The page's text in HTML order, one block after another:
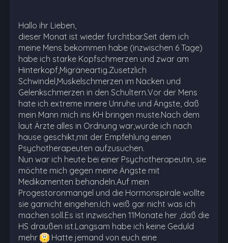
Hallo ihr Lieben,
dieser Monat ist wieder furchtbar.Seit dem ich
meine Mens bekommen habe (inzwischen 6 Tage)
habe ich starke Kopfschmerzen und zwar am
Hinterkopf,Migräneartig.Zusetzlich
Schwindel,Muskelschmerzen im Nacken und
Gelenkschmerzen in den Schultern.Vor der Mens
hate ich extreme innere Unruhe und Ängste, daß
mein Mann mich ins KH bringen muste.Nach dem
laut Ärzte alles in Ordnung war,wurde ich nach
hause geschikt,mit der Empfehlung einen
Psychotherapeuten aufzusuchen.
Nun war ich heute bei einer Psychotherapeutin, sie
möchte mich gegen meine Ängste mit
Medikamenten behandeln.Auf mein
Progestoronmangel und die Hormonspirale wollte
sie garnicht eingehen.Ich weiß gar nicht was ich
machen soll.Es ist inzwischen 11Monate her ,daß die
HS draußen ist.Langsam habe ich keine Geduld
mehr
Hatte jemand von euch eine